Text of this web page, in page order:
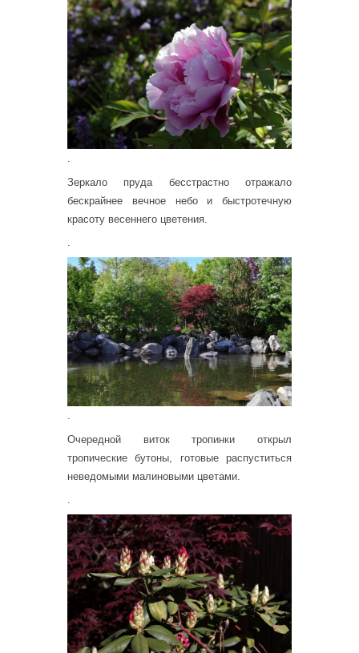
.
Зеркало пруда бесстрастно отражало
бескрайнее вечное небо и быстротечную
красоту весеннего цветения.
.
.
Очередной виток тропинки открыл
тропические бутоны, готовые распуститься
неведомыми малиновыми цветами.
.